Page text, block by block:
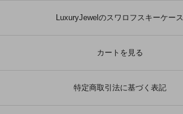
LuxuryJewelのスワロフスキーケース
カートを見る
特定商取引法に基づく表記